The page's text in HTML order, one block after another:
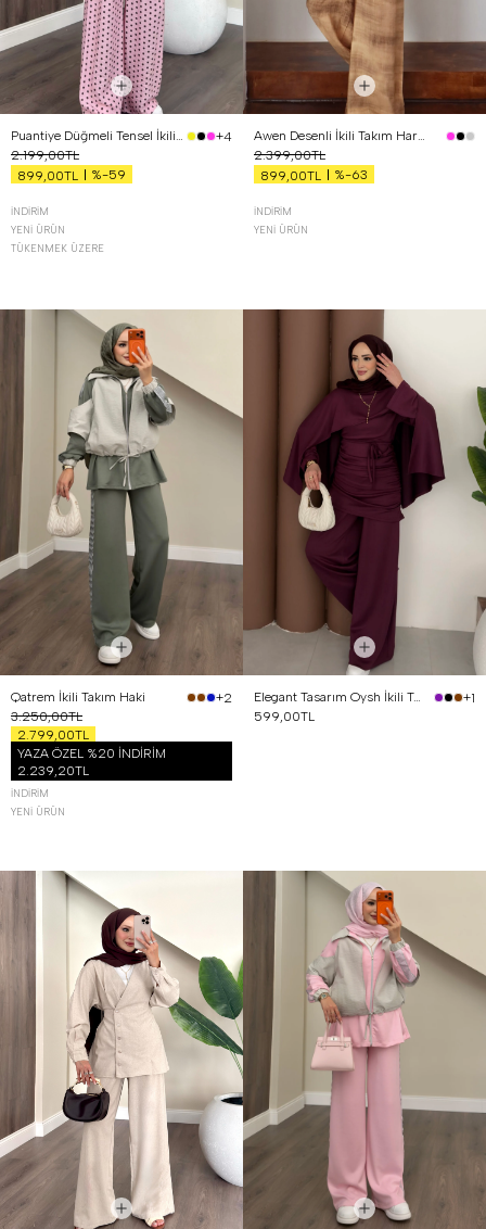
Puantiye Düğmeli Tensel İkili Takım Pembe
+4
2.199,00TL
899,00TL
%-59
İNDIRIM
YENI ÜRÜN
TÜKENMEK ÜZERE
Awen Desenli İkili Takım Hardal
2.399,00TL
899,00TL
%-63
İNDIRIM
YENI ÜRÜN
Qatrem İkili Takım Haki
+2
3.250,00TL
2.799,00TL
YAZA ÖZEL %20 İNDİRİM
2.239,20TL
İNDIRIM
YENI ÜRÜN
Elegant Tasarım Oysh İkili Takım Mürdüm
+1
599,00TL